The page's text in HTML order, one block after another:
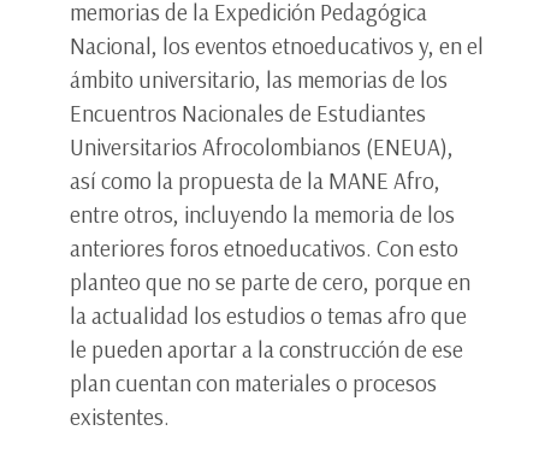
memorias de la Expedición Pedagógica
Nacional, los eventos etnoeducativos y, en el
ámbito universitario, las memorias de los
Encuentros Nacionales de Estudiantes
Universitarios Afrocolombianos (ENEUA),
así como la propuesta de la MANE Afro,
entre otros, incluyendo la memoria de los
anteriores foros etnoeducativos. Con esto
planteo que no se parte de cero, porque en
la actualidad los estudios o temas afro que
le pueden aportar a la construcción de ese
plan cuentan con materiales o procesos
existentes.